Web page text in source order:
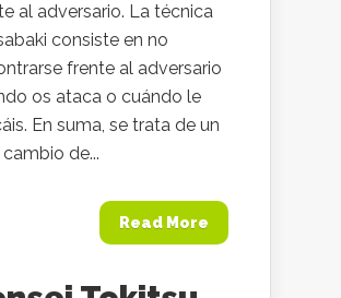
al adversario. La técnica
consiste en no
frente al adversario
os ataca o cuándo le
En suma, se trata de un
de...
Read More